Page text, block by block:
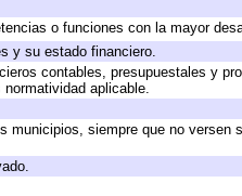
o funciones con la mayor
y su estado financiero.
contables, presupuestales y
aplicable.
siempre que no versen